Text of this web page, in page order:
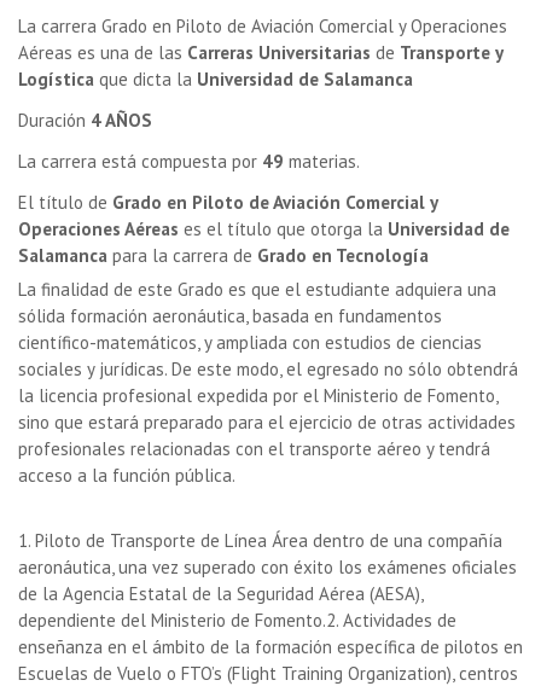
La carrera Grado en Piloto de Aviación Comercial y Operaciones
Aéreas es una de las Carreras Universitarias de Transporte y
Logística que dicta la Universidad de Salamanca
Duración 4 AÑOS
La carrera está compuesta por 49 materias.
El título de Grado en Piloto de Aviación Comercial y
Operaciones Aéreas es el título que otorga la Universidad de
Salamanca para la carrera de Grado en Tecnología
La finalidad de este Grado es que el estudiante adquiera una
sólida formación aeronáutica, basada en fundamentos
científico-matemáticos, y ampliada con estudios de ciencias
sociales y jurídicas. De este modo, el egresado no sólo obtendrá
la licencia profesional expedida por el Ministerio de Fomento,
sino que estará preparado para el ejercicio de otras actividades
profesionales relacionadas con el transporte aéreo y tendrá
acceso a la función pública.
1. Piloto de Transporte de Línea Área dentro de una compañía
aeronáutica, una vez superado con éxito los exámenes oficiales
de la Agencia Estatal de la Seguridad Aérea (AESA),
dependiente del Ministerio de Fomento.2. Actividades de
enseñanza en el ámbito de la formación específica de pilotos en
Escuelas de Vuelo o FTO’s (Flight Training Organization), centros